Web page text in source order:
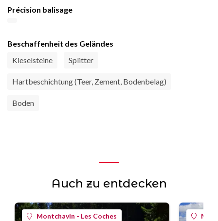
Précision balisage
Beschaffenheit des Geländes
Kieselsteine
Splitter
Hartbeschichtung (Teer, Zement, Bodenbelag)
Boden
Auch zu entdecken
Montchavin - Les Coches